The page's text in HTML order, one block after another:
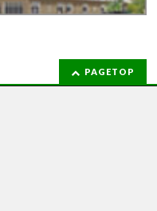
PAGETOP